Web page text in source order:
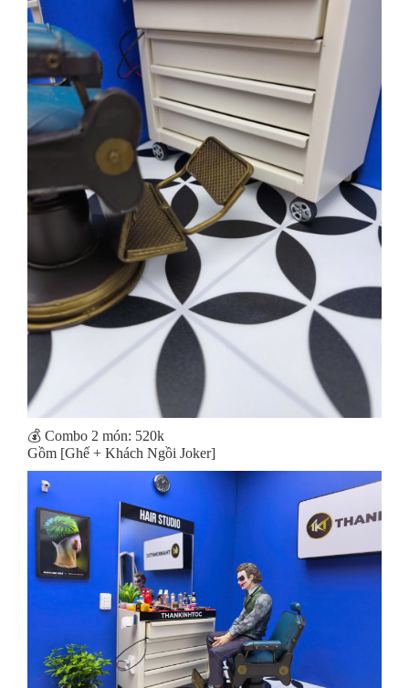
💰 Combo 2 món: 520k
Gồm [Ghế + Khách Ngồi Joker]